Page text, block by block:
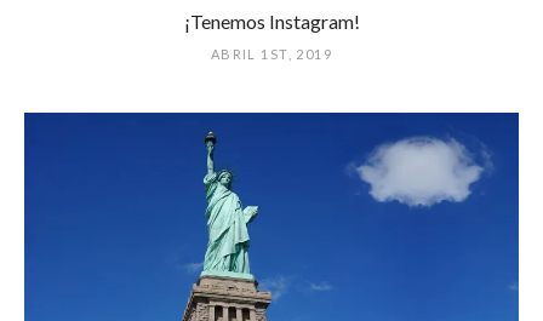
¡Tenemos Instagram!
ABRIL 1ST, 2019